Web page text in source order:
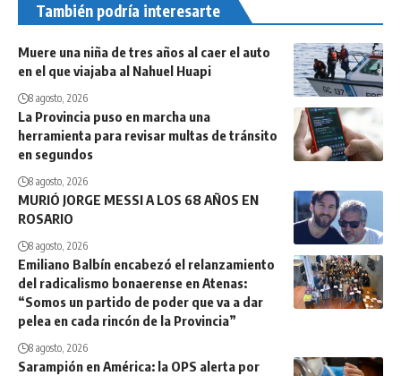
También podría interesarte
Muere una niña de tres años al caer el auto
en el que viajaba al Nahuel Huapi
8 agosto, 2026
La Provincia puso en marcha una
herramienta para revisar multas de tránsito
en segundos
8 agosto, 2026
MURIÓ JORGE MESSI A LOS 68 AÑOS EN
ROSARIO
8 agosto, 2026
Emiliano Balbín encabezó el relanzamiento
del radicalismo bonaerense en Atenas:
“Somos un partido de poder que va a dar
pelea en cada rincón de la Provincia”
8 agosto, 2026
Sarampión en América: la OPS alerta por